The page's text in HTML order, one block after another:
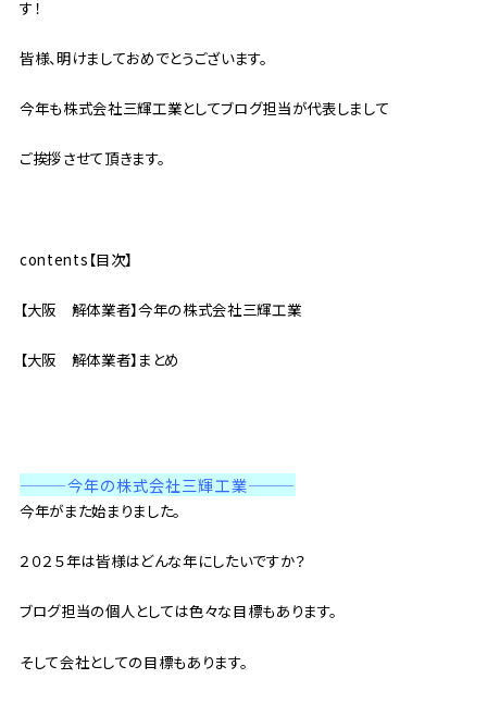
す！
皆様、明けましておめでとうございます。
今年も株式会社三輝工業としてブログ担当が代表しまして
ご挨拶させて頂きます。
contents【目次】
【大阪 解体業者】今年の株式会社三輝工業
【大阪 解体業者】まとめ
———今年の株式会社三輝工業———
今年がまた始まりました。
２０２５年は皆様はどんな年にしたいですか？
ブログ担当の個人としては色々な目標もあります。
そして会社としての目標もあります。